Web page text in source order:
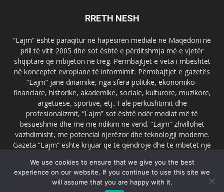
RRETH NESH
“Lajm” është paraqitur në hapësirën mediale në Maqedoni në
prill të vitit 2005 dhe sot është e përditshmja më e vjetër
shqiptare që mbijeton në treg. Përmbajtjet e veta i mbështet
në konceptet evropiane të informimit. Përmbajtjet e gazetës
“Lajm” janë dinamike, nga sfera politike, ekonomiko-
financiare, historike, akademike, sociale, kulturore, muzikore,
argëtuese, sportive, etj.. Falë përkushtimit dhe
profesionalizmit, “Lajm” sot është ndër mediat më të
besueshme dhe më me ndikim në vend. “Lajm” zhvillohet
vazhdimisht, me potencial njerëzor dhe teknologji moderne.
Gazeta “Lajm” është krijuar që të qëndrojë dhe të mbetet një
faqja zyrtare e gazetës “Lajm”, www.lajmpress.org është një
ndër portalet më të njohur në Maqedoni.
We use cookies to ensure that we give you the best
experience on our website. If you continue to use this site we
will assume that you are happy with it.